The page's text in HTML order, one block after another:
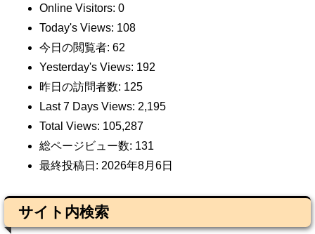
Online Visitors: 0
Today's Views: 108
今日の閲覧者: 62
Yesterday's Views: 192
昨日の訪問者数: 125
Last 7 Days Views: 2,195
Total Views: 105,287
総ページビュー数: 131
最終投稿日: 2026年8月6日
サイト内検索